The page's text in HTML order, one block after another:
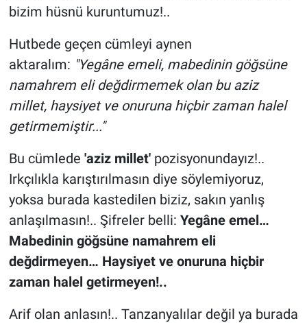
bizim hüsnü kuruntumuz!..
Hutbede geçen cümleyi aynen
aktaralım: "Yegâne emeli, mabedinin göğsüne
namahrem eli değdirmemek olan bu aziz
millet, haysiyet ve onuruna hiçbir zaman halel
getirmemiştir..."
Bu cümlede 'aziz millet'pozisyonundayız!..
Irkçılıkla karıştırılmasın diye söylemiyoruz,
yoksa burada kastedilen biziz, sakın yanlış
anlaşılmasın!.. Şifreler belli: Yegâne emel…
Mabedinin göğsüne namahrem eli
değdirmeyen… Haysiyet ve onuruna hiçbir
zaman halel getirmeyen!..
Arif olan anlasın!.. Tanzanyalılar değil ya burada